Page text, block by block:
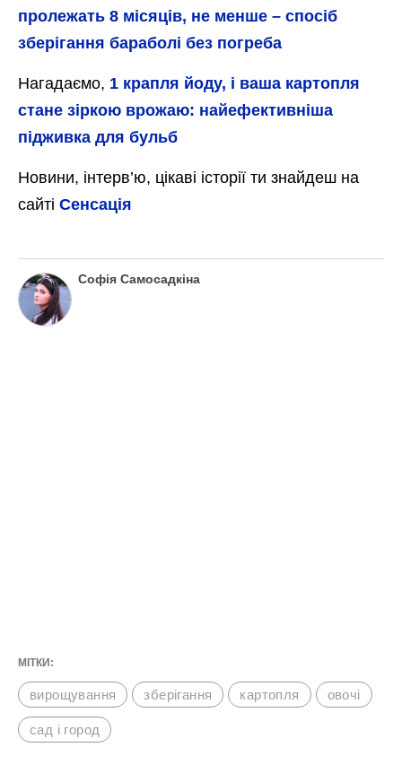
пролежать 8 місяців, не менше – спосіб
зберігання бараболі без погреба
Нагадаємо, 1 крапля йоду, і ваша картопля
стане зіркою врожаю: найефективніша
підживка для бульб
Новини, інтерв’ю, цікаві історії ти знайдеш на
сайті Сенсація
Софія Самосадкіна
МІТКИ:
вирощування зберігання картопля овочі
сад і город